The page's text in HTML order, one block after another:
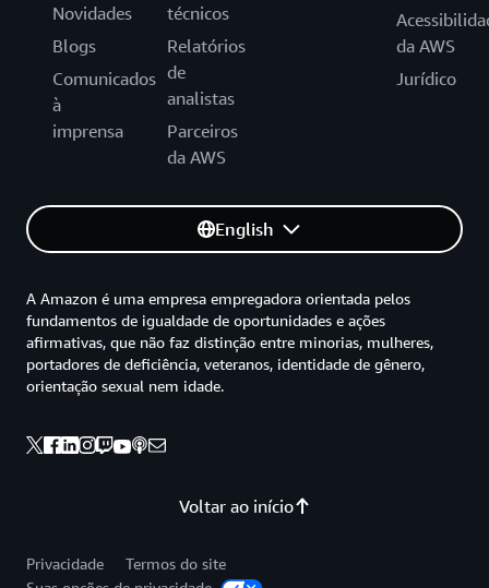
Novidades
Blogs
Comunicados
à
imprensa
técnicos
Relatórios
de
analistas
Parceiros
da AWS
da AWS
Jurídico
English
Voltar ao início
A Amazon é uma empresa empregadora orientada pelos
fundamentos de igualdade de oportunidades e ações
afirmativas, que não faz distinção entre minorias, mulheres,
portadores de deficiência, veteranos, identidade de gênero,
orientação sexual nem idade.
Privacidade
Termos do site